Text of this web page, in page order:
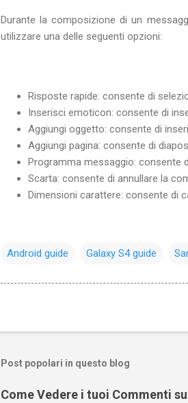
Durante la composizione di un
utilizzare una delle seguenti opzioni:
Risposte rapide: consente di
Inserisci emoticon: consente di
Aggiungi oggetto: consente di
Aggiungi pagina: consente di
Programma messaggio: consente
Scarta: consente di annullare la
Dimensioni carattere: consente di
Android guide Galaxy S4 guide
Post popolari in questo blog
Come Vedere i tuoi Commenti